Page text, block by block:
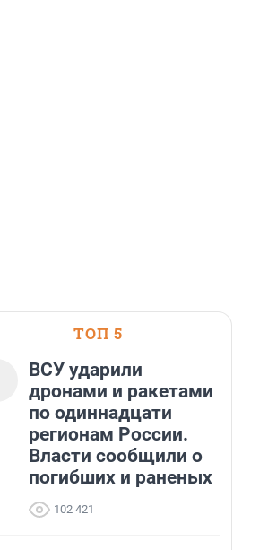
ТОП 5
ВСУ ударили
дронами и ракетами
по одиннадцати
регионам России.
Власти сообщили о
погибших и раненых
102 421